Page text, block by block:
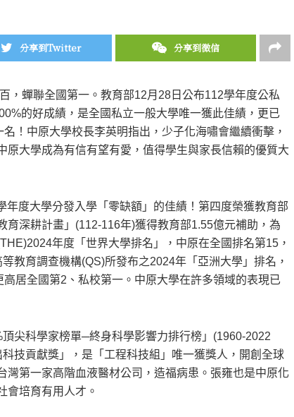
分享到Twitter 分享到微信
，蟬聯全國第一。教育部12月28日公布112學年度公私
的好成績，是全國私立一般大學唯一獲此佳績，更已
！中原大學校長李英明指出，少子化海嘯會繼續衝擊，
大學成為有信有望有愛，值得學生與家長信賴的優質大
度大學分發入學「零缺額」的佳績！第四度榮獲教育部
育深耕計畫」(112-116年)獲得教育部1.55億元補助，為
年度「世界大學排名」，中原在全國排名第15，
教育調查機構(QS)所發布之2024年「亞洲大學」排名，
居全國第2、私校第一。中原大學在許多領域的表現已
尖科學家榜單─終身科學影響力排行榜」(1960-2022
技貢獻獎」，是「工程科技組」唯一獲獎人，開創全球
第一家高階血液醫材公司，造福病患。張雍也是中原化
會培育有用人才。